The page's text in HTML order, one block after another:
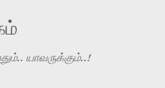
யாவருக்கும்..!